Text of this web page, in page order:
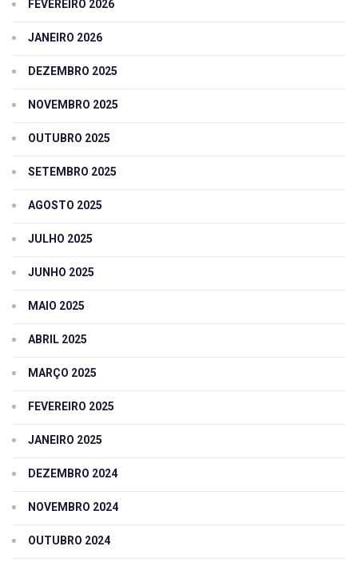
FEVEREIRO 2026
JANEIRO 2026
DEZEMBRO 2025
NOVEMBRO 2025
OUTUBRO 2025
SETEMBRO 2025
AGOSTO 2025
JULHO 2025
JUNHO 2025
MAIO 2025
ABRIL 2025
MARÇO 2025
FEVEREIRO 2025
JANEIRO 2025
DEZEMBRO 2024
NOVEMBRO 2024
OUTUBRO 2024